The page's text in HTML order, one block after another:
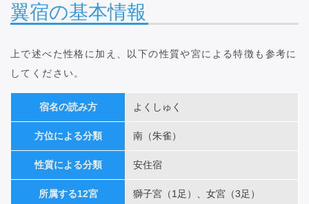
翼宿の基本情報
上で述べた性格に加え、以下の性質や宮による特徴も参考に
してください。
宿名の読み方 よくしゅく
方位による分類 南（朱雀）
性質による分類 安住宿
所属する12宮 獅子宮（1足）、女宮（3足）